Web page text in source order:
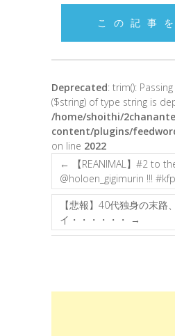
この記事
Deprecated: trim():
($string) of type string is
/home/shoithi/
content/plugins/
on line 2022
←
【REANIMAL】#2 to
@holoen_gigimurin !!! #kfp
【悲報】40代独身の末路
イ・・・・・・
→